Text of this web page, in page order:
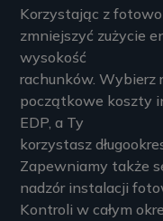
Korzystając z
zmniejszyć zużycie
wysokość
rachunków. Wybierz
początkowe koszty
EDP, a Ty
korzystasz
Zapewniamy także
nadzór instalacji
Kontroli w całym